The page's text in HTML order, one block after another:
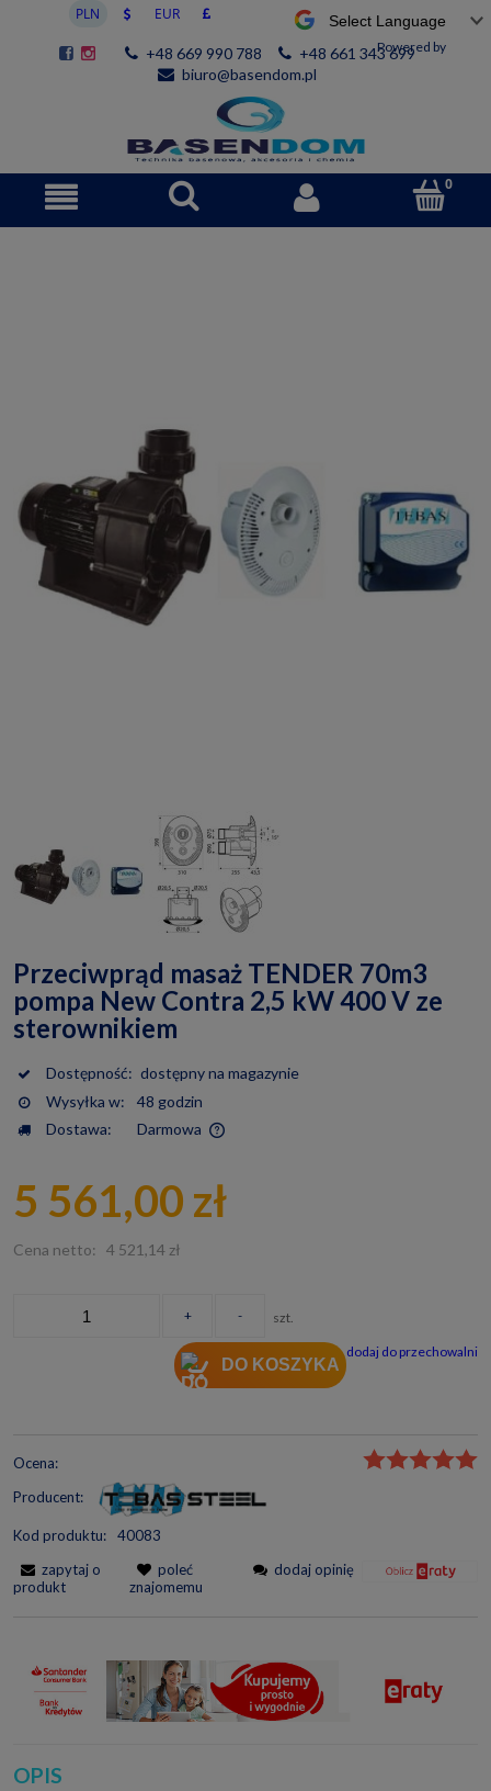
Powered by
+48 669 990 788
+48 661 343 699
biuro@basendom.pl
Przeciwprąd masaż TENDER 70m3
pompa New Contra 2,5 kW 400 V ze
sterownikiem
Dostępność: dostępny na magazynie
Wysyłka w:
48 godzin
Dostawa:
Darmowa
5 561,00 zł
Cena netto: 4 521,14 zł
+ - szt.
DO KOSZYKA
dodaj do przechowalni
Ocena:
Producent:
Kod produktu:
40083
zapytaj o
produkt
poleć
znajomemu
dodaj opinię
OPIS